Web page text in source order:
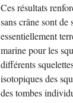
Ces résultats
sans crâne sont
essentiellement
marine pour les
différents
isotopiques des
des tombes